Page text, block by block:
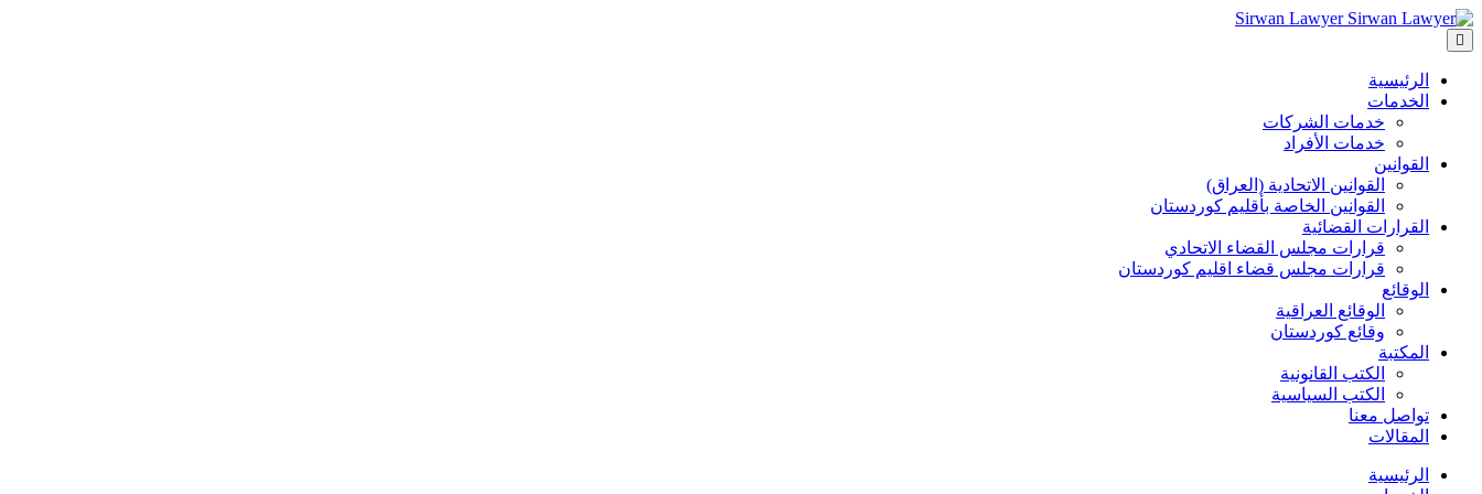
Sirwan Lawyer
الرئيسية
الخدمات
خدمات الشركات
خدمات الأفراد
القوانين
القوانين الاتحادية (العراق)
القوانين الخاصة بأقليم كوردستان
القرارات القضائية
قرارات مجلس القضاء الاتحادي
قرارات مجلس قضاء اقليم كوردستان
الوقائع
الوقائع العراقية
وقائع كوردستان
المكتبة
الكتب القانونية
الكتب السياسية
تواصل معنا
المقالات
الرئيسية